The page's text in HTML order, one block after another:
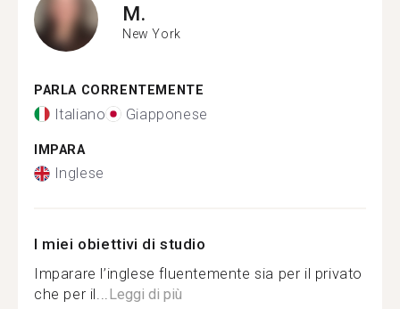
M.
New York
PARLA CORRENTEMENTE
Italiano Giapponese
IMPARA
Inglese
I miei obiettivi di studio
Imparare l’inglese fluentemente sia per il privato
che per il...Leggi di più